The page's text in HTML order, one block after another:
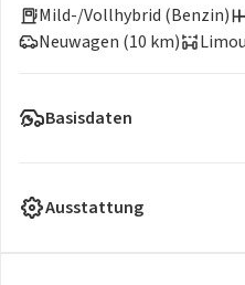
Mild-/Vollhybrid (Benzin)
Neuwagen (10 km)
Basisdaten
Ausstattung